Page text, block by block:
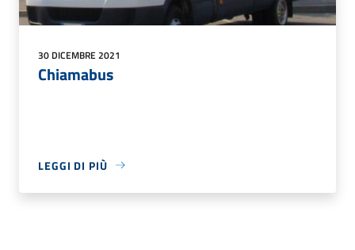
30 DICEMBRE 2021
Chiamabus
LEGGI DI PIÙ